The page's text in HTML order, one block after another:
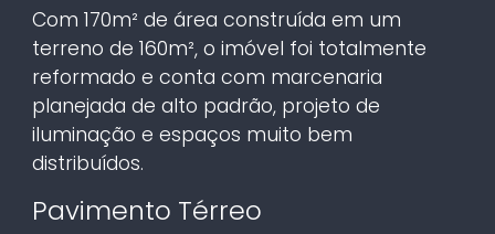
Com 170m² de área construída em um
terreno de 160m², o imóvel foi totalmente
reformado e conta com marcenaria
planejada de alto padrão, projeto de
iluminação e espaços muito bem
distribuídos.
Pavimento Térreo